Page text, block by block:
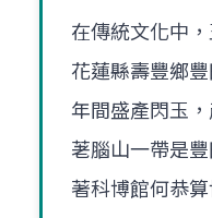
在傳統文化中
花蓮縣壽豐鄉
年間盛產閃玉
荖腦山一帶是
著科博館何恭